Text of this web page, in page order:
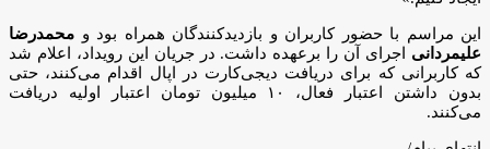
این مراسم با حضور کاربران و بازدیدکنندگان همراه بود و محمدرضا
علیمردانی اجرای آن را برعهده داشت. در جریان این رویداد، اعلام شد
که کاربرانی که برای دریافت دیجی‌کارت در اپال اقدام می‌کنند، حتی
بدون داشتن اعتبار فعال، ۱۰ میلیون تومان اعتبار اولیه دریافت
می‌کنند.